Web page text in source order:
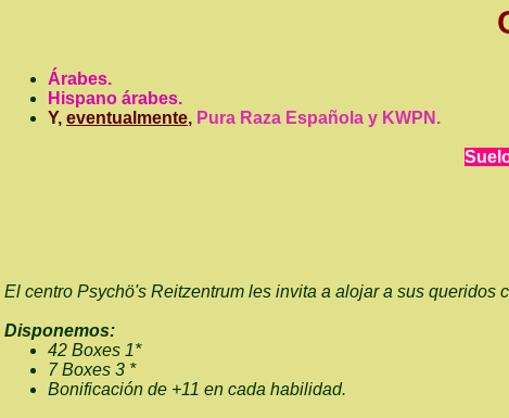
Árabes.
Hispano árabes.
Y, eventualmente, Pura Raza Española y KWPN.
El centro Psychö's Reitzentrum les invita a alojar a sus
Disponemos:
42 Boxes 1*
7 Boxes 3 *
Bonificación de +11 en cada habilidad.